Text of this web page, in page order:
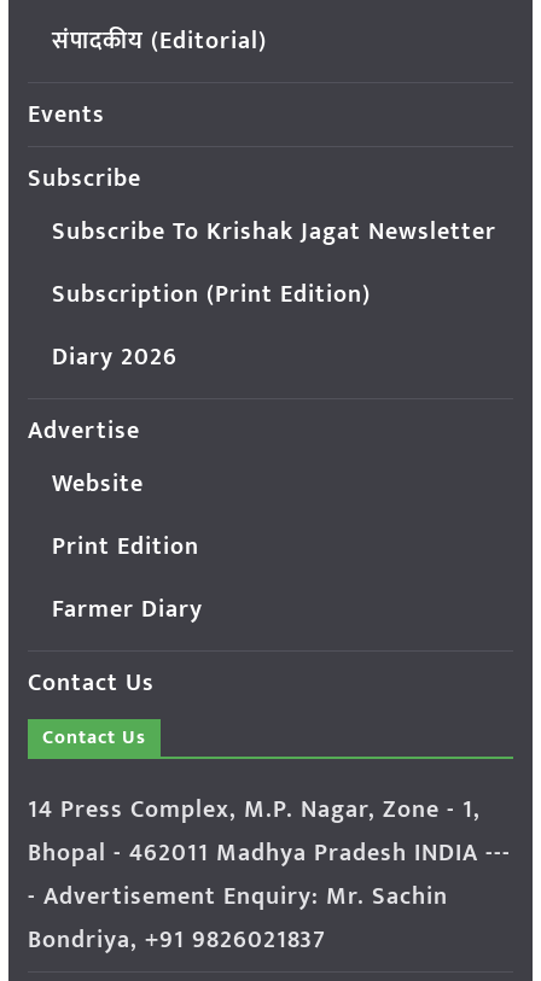
संपादकीय (Editorial)
Events
Subscribe
Subscribe To Krishak Jagat Newsletter
Subscription (Print Edition)
Diary 2026
Advertise
Website
Print Edition
Farmer Diary
Contact Us
Contact Us
14 Press Complex, M.P. Nagar, Zone - 1,
Bhopal - 462011 Madhya Pradesh INDIA ---
- Advertisement Enquiry: Mr. Sachin
Bondriya, +91 9826021837